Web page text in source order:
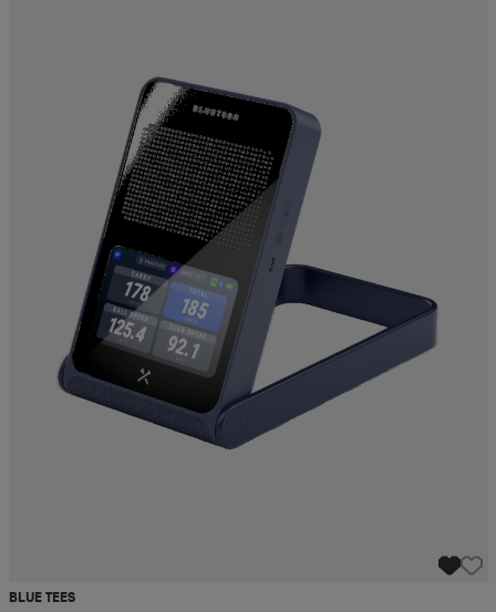
BLUE TEES